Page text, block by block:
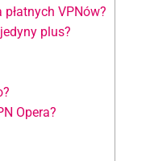
VPNów?
plus?
Opera?